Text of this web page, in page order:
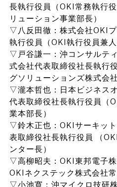
長執行役員（OKI常務執行
リューション事業部長）
▽八反田徹：株式会社OKI
執行役員（OKI執行役員兼人
▽戸谷謙一：沖コンサルテ
式会社代表取締役社長執行
グソリューションズ株式会
▽瀧本哲也：日本ビジネス
代表取締役社長執行役員（
業本部長）
▽鈴木正也：OKIサーキッ
表取締役社長執行役員 （
ンター長）
▽高柳昭夫：OKI東邦電子
OKIネクステック株式会社
▽小池寛：沖マイクロ技研